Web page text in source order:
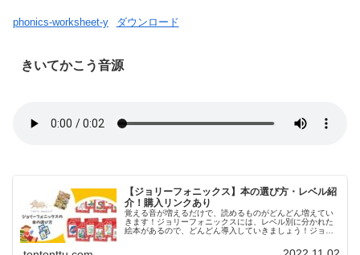
phonics-worksheet-y ダウンロード
きいてかこう音源
【ジョリーフォニックス】本の選び方・レベル紹
介！購入リンクあり
覚える音が増えるだけで、読めるものがどんどん増えてい
きます！ジョリーフォニックスには、レベル別に分かれた
絵本があるので、どんどん導入していきましょう！ジョリ